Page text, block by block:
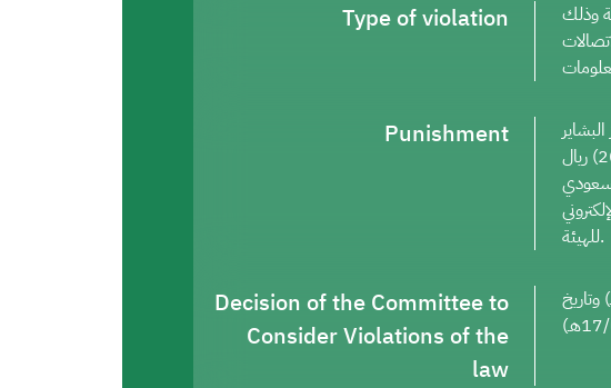
Type of violation
وذلك
Punishment
منطقة عسير) بمبلغ قدره (20,000) ريال
للهيئة.
Decision of the Committee to
Consider Violations of the
law
ق/1446هـ) وتاريخ